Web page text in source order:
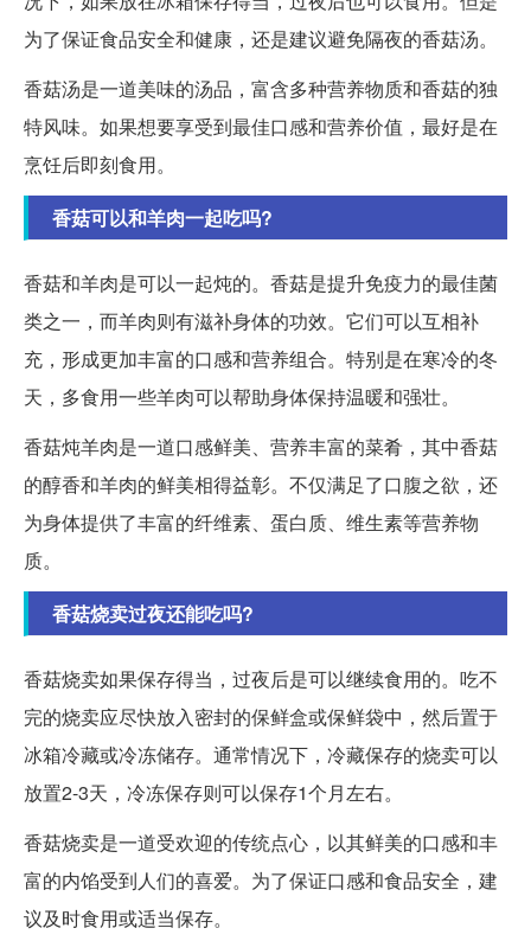
为了保证食品安全和健康，还是建议避免隔夜的香菇汤。
香菇汤是一道美味的汤品，富含多种营养物质和香菇的独
特风味。如果想要享受到最佳口感和营养价值，最好是在
烹饪后即刻食用。
香菇可以和羊肉一起吃吗?
香菇和羊肉是可以一起炖的。香菇是提升免疫力的最佳菌
类之一，而羊肉则有滋补身体的功效。它们可以互相补
充，形成更加丰富的口感和营养组合。特别是在寒冷的冬
天，多食用一些羊肉可以帮助身体保持温暖和强壮。
香菇炖羊肉是一道口感鲜美、营养丰富的菜肴，其中香菇
的醇香和羊肉的鲜美相得益彰。不仅满足了口腹之欲，还
为身体提供了丰富的纤维素、蛋白质、维生素等营养物
质。
香菇烧卖过夜还能吃吗?
香菇烧卖如果保存得当，过夜后是可以继续食用的。吃不
完的烧卖应尽快放入密封的保鲜盒或保鲜袋中，然后置于
冰箱冷藏或冷冻储存。通常情况下，冷藏保存的烧卖可以
放置2-3天，冷冻保存则可以保存1个月左右。
香菇烧卖是一道受欢迎的传统点心，以其鲜美的口感和丰
富的内馅受到人们的喜爱。为了保证口感和食品安全，建
议及时食用或适当保存。